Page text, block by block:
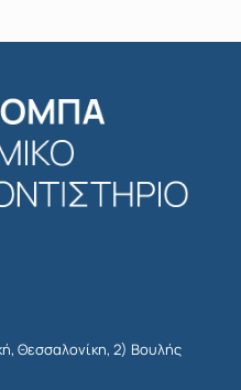
Θεσσαλονίκη, 2) Βουλής